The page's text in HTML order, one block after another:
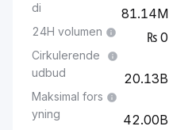
di
81.14M
24H volumen 0
Cirkulerende
udbud
20.13B
Maksimal fors
yning
42.00B